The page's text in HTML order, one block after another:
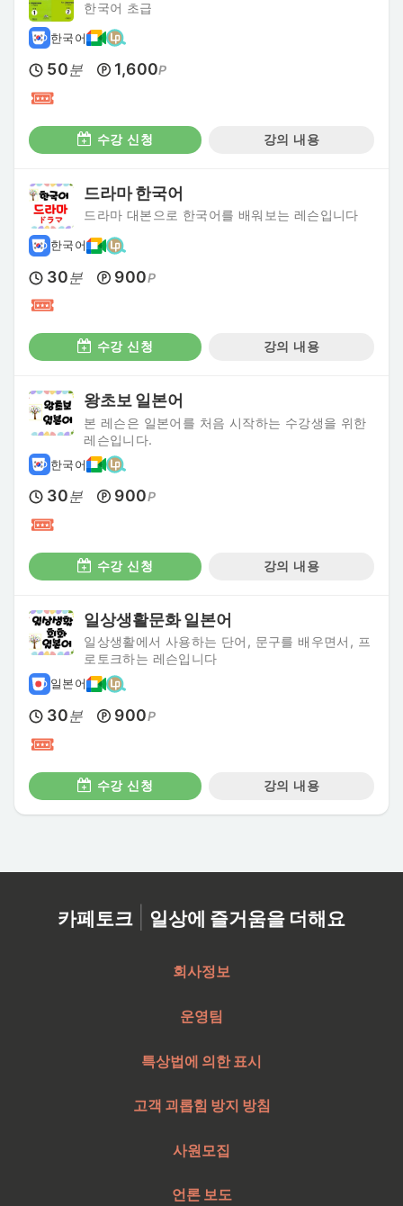
한국어 초급
한국어
50분 1,600P
수강 신청 강의 내용
드라마 한국어
드라마 대본으로 한국어를 배워보는 레슨입니다
한국어
30분 900P
수강 신청 강의 내용
왕초보 일본어
본 레슨은 일본어를 처음 시작하는 수강생을 위한
레슨입니다.
한국어
30분 900P
수강 신청 강의 내용
일상생활문화 일본어
일상생활에서 사용하는 단어, 문구를 배우면서, 프
로토크하는 레슨입니다
일본어
30분 900P
수강 신청 강의 내용
카페토크 | 일상에 즐거움을 더해요
회사정보
운영팀
특상법에 의한 표시
고객 괴롭힘 방지 방침
사원모집
언론 보도